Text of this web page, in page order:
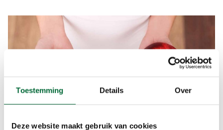
Toestemming Details Over
Deze website maakt gebruik van cookies